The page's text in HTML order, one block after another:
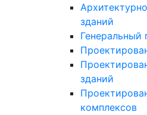
зданий
Генеральный
зданий
комплексов